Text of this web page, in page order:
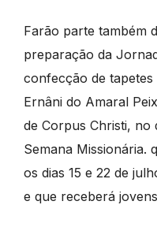
Farão parte também
preparação da
confecção de tapetes
Ernâni do Amaral
de Corpus Christi, no
Semana Missionária.
os dias 15 e 22 de
e que receberá